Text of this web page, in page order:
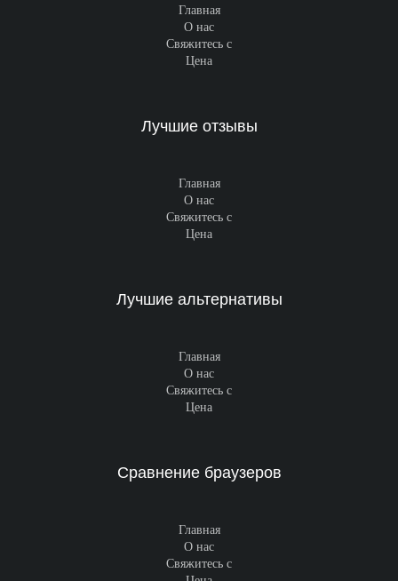
Главная
О нас
Свяжитесь с
Цена
Лучшие отзывы
Главная
О нас
Свяжитесь с
Цена
Лучшие альтернативы
Главная
О нас
Свяжитесь с
Цена
Сравнение браузеров
Главная
О нас
Свяжитесь с